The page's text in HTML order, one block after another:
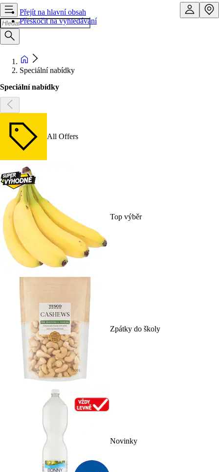
Přejít na hlavní obsah
Přeskočit na vyhledávání
Speciální nabídky
Speciální nabídky
All Offers
Top výběr
Zpátky do školy
Novinky